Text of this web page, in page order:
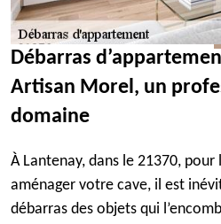
Débarras
Artisan Morel, un
domaine
À Lantenay, dans le 21370, pour
aménager votre cave, il est
débarras des objets qui